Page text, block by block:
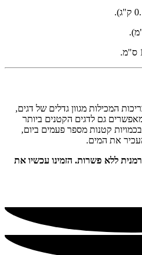
המכילות מגוון גדלים של דגים,
גם לדגים הקטנים ביותר
קטנות מספר פעמים ביום,
את המים.
ללא פשרות. הזמינו עכשיו את